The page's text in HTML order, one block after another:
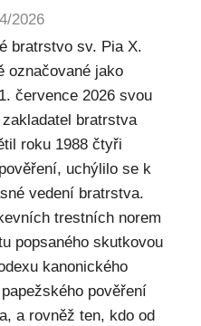
2026
bratrstvo sv. Pia X.
označované jako
července 2026 svou
bratrstva
roku 1988 čtyři
uchýlilo se k
vedení bratrstva.
trestních norem
popsaného skutkovou
kanonického
pověření
a rovněž ten, kdo od